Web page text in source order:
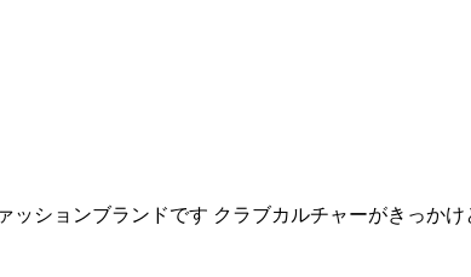
ッションブランドです クラブカルチャーがきっか